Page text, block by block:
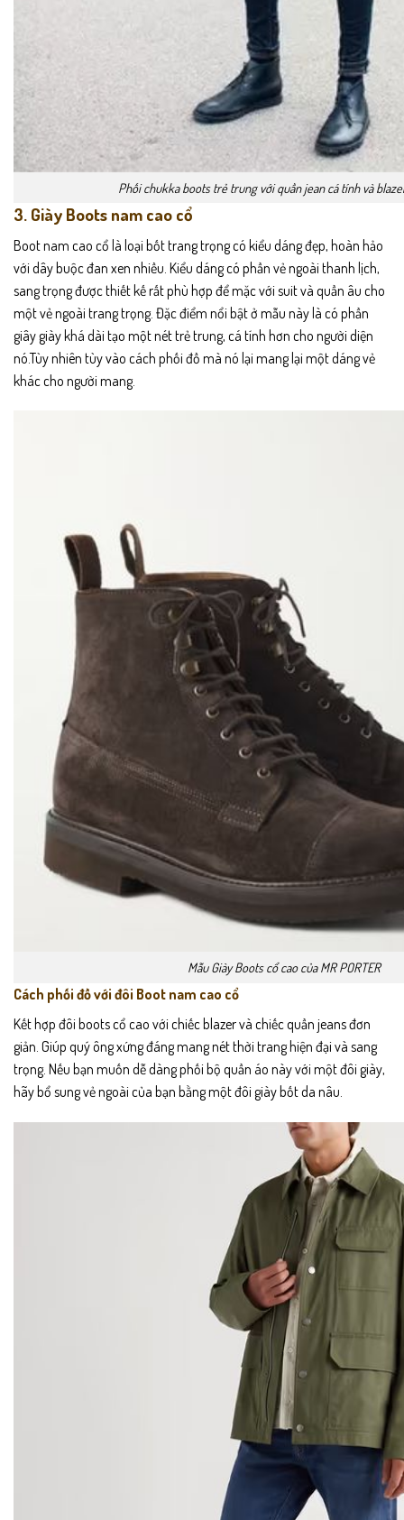
Phối chukka boots trẻ trung với quần jean cá tính và
3. Giày Boots nam cao cổ
Boot nam cao cổ là loại bốt trang trọng có kiểu dáng đẹp, hoàn hảo
với dây buộc đan xen nhiều. Kiểu dáng có phần vẻ ngoài thanh lịch,
sang trọng được thiết kế rất phù hợp để mặc với suit và quần âu cho
một vẻ ngoài trang trọng. Đặc điểm nổi bật ở mẫu này là có phần
giây giày khá dài tạo một nét trẻ trung, cá tính hơn cho người diện
nó.Tùy nhiên tùy vào cách phối đồ mà nó lại mang lại một dáng vẻ
khác cho người mang.
Mẫu Giày Boots cổ cao của MR PORTER
Cách phối đồ với đôi Boot nam cao cổ
Kết hợp đôi boots cổ cao với chiếc blazer và chiếc quần jeans đơn
giản. Giúp quý ông xứng đáng mang nét thời trang hiện đại và sang
trọng. Nếu bạn muốn dễ dàng phối bộ quần áo này với một đôi giày,
hãy bổ sung vẻ ngoài của bạn bằng một đôi giày bốt da nâu.